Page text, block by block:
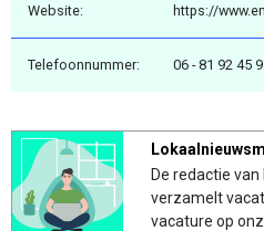
Website: https://
Telefoonnummer: 06 - 81 92 45
De redactie
verzamelt
vacature op